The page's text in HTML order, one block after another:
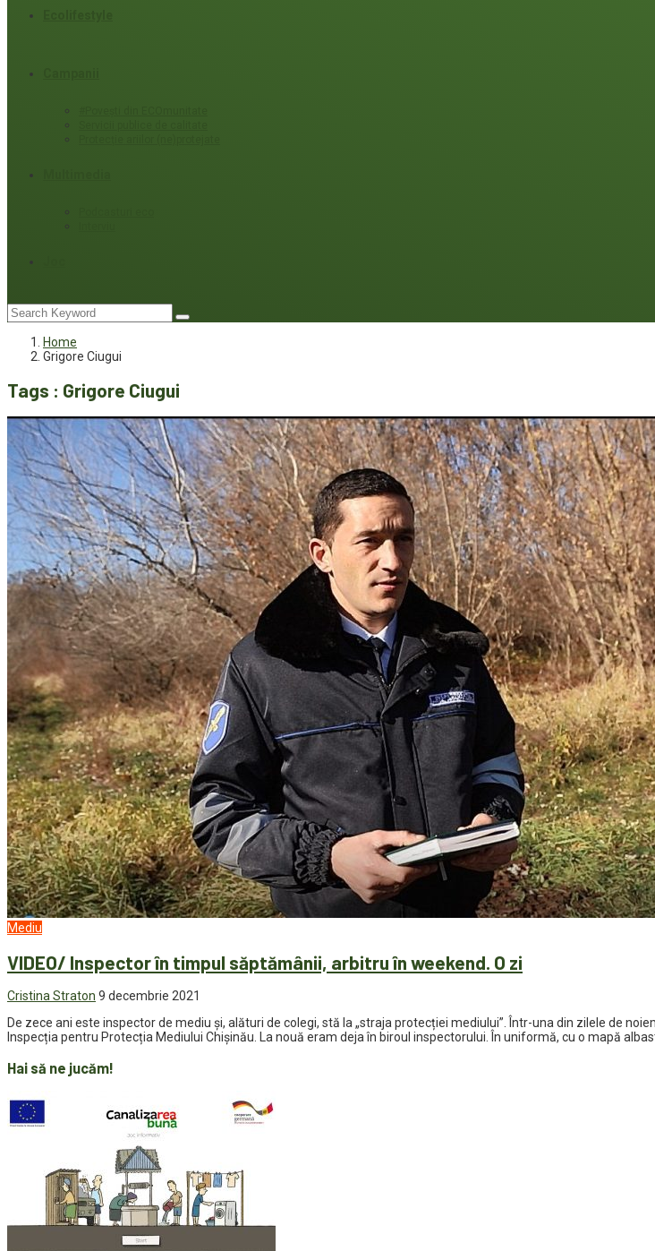
Home
Grigore Ciugui
Tags : Grigore Ciugui
Mediu
VIDEO/ Inspector în timpul săptămânii, arbitru în weekend. O zi
Cristina Straton 9 decembrie 2021
De zece ani este inspector de mediu și, alături de colegi, stă la „straja protecției mediului”. Într-una din zilele de
Inspecția pentru Protecția Mediului Chișinău. La nouă eram deja în biroul inspectorului. În uniformă, cu o mapă
Hai să ne jucăm!